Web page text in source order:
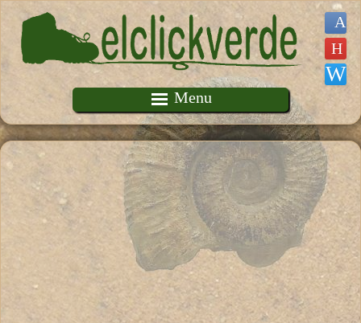
Pasar al contenido principal
Menu